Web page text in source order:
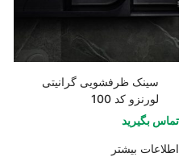
سینک ظرفشویی گرانیتی
لورنزو کد 100
تماس بگیرید
اطلاعات بیشتر